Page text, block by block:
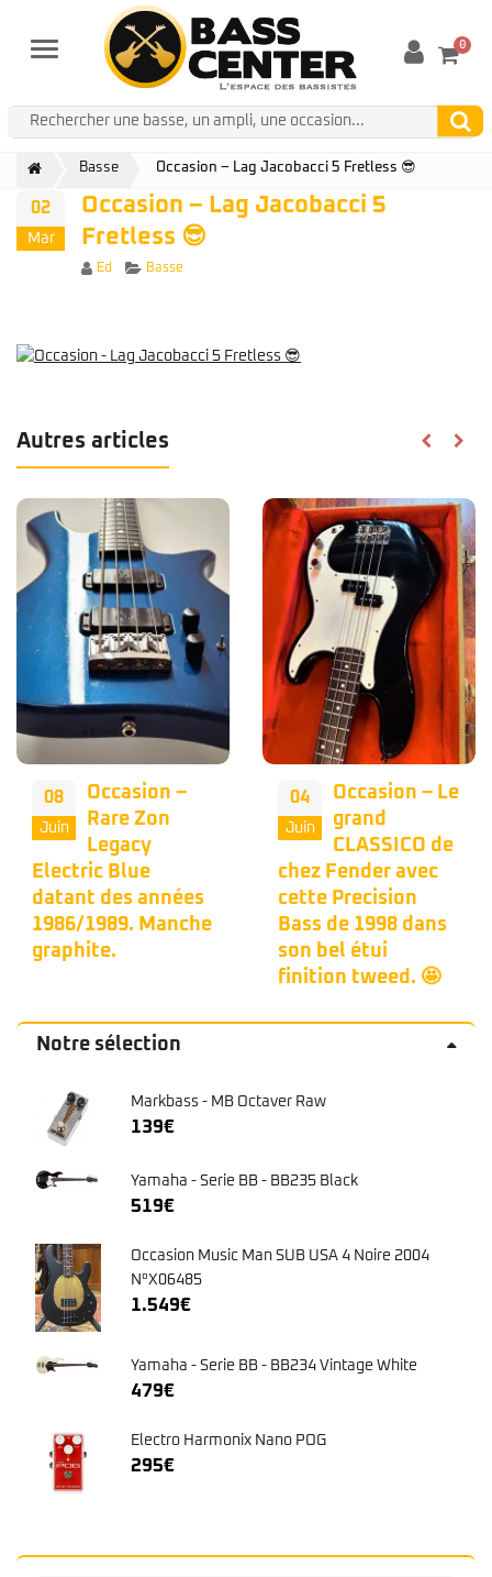
Menu 0
Basse Occasion – Lag Jacobacci 5 Fretless 😎
02
Mar
Occasion – Lag Jacobacci 5
Fretless 😎
Author
Ed Categories
Basse
Autres articles
08
Juin
Occasion –
Rare Zon
Legacy
Electric Blue
datant des années
1986/1989. Manche
graphite.
04
Juin
Occasion – Le
grand
CLASSICO de
chez Fender avec
cette Precision
Bass de 1998 dans
son bel étui
finition tweed. 🤩
Notre sélection
Markbass - MB Octaver Raw
139€
Yamaha - Serie BB - BB235 Black
519€
Occasion Music Man SUB USA 4 Noire 2004
N°X06485
1.549€
Yamaha - Serie BB - BB234 Vintage White
479€
Electro Harmonix Nano POG
295€